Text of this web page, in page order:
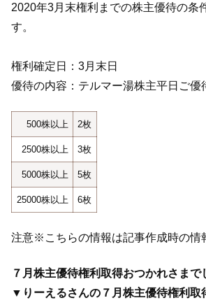
2020年3月末権利までの株主優待の条
す。
権利確定日：3月末日
優待の内容：テルマー湯株主平日ご優
500株以上 2枚
2500株以上 3枚
5000株以上 5枚
25000株以上 6枚
注意※こちらの情報は記事作成時の情
７月株主優待権利取得おつかれさまで
▼りーえるさんの７月株主優待権利取